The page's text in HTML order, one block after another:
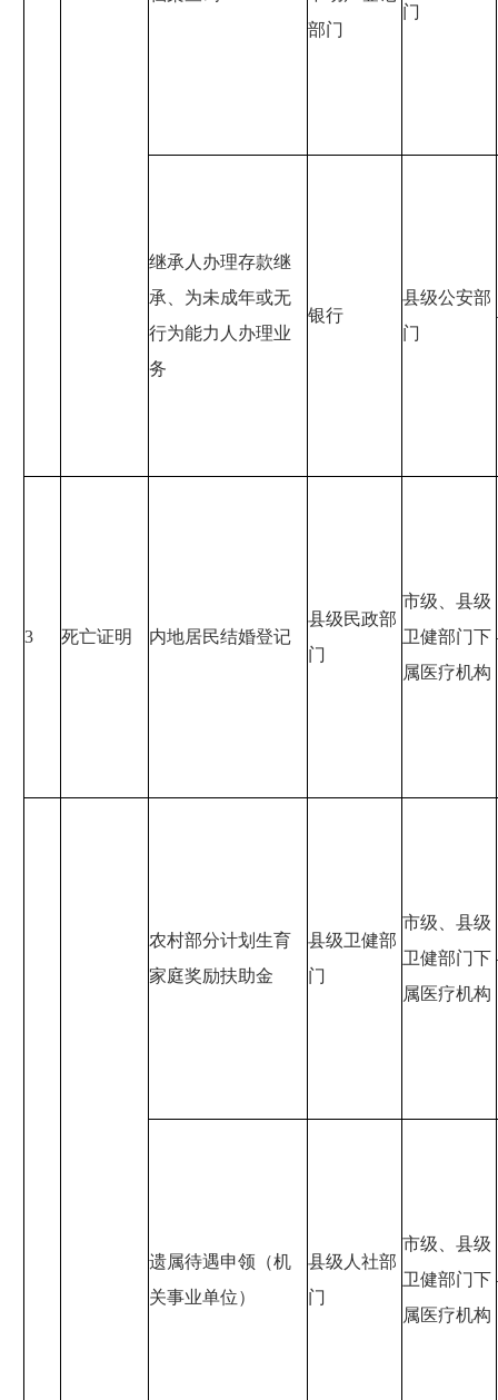
部门
门
继承人办理存款继
承、为未成年或无
行为能力人办理业
务
银行
县级公安部
门
3 死亡证明 内地居民结婚登记
县级民政部
门
市级、县级
卫健部门下
属医疗机构
农村部分计划生育
家庭奖励扶助金
县级卫健部
门
市级、县级
卫健部门下
属医疗机构
遗属待遇申领（机
关事业单位）
县级人社部
门
市级、县级
卫健部门下
属医疗机构